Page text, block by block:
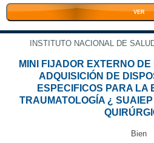
VER
INSTITUTO NACIONAL DE
MINI FIJADOR EXTERNO
ADQUISICIÓN DE
ESPECIFICOS PARA LA
TRAUMATOLOGÍA ¿
Bien